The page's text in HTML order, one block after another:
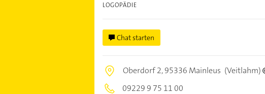
LOGOPÄDIE
Chat starten
Oberdorf 2,95336 Mainleus (Veitlahm)
09229 9 75 11 00